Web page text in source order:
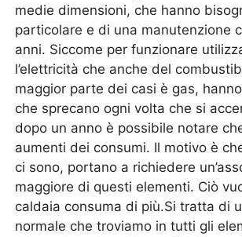
medie dimensioni, che hanno
particolare e di una manutenzione
anni. Siccome per funzionare
l’elettricità che anche del
maggior parte dei casi è gas,
che sprecano ogni volta che si
dopo un anno è possibile notare
aumenti dei consumi. Il motivo è
ci sono, portano a richiedere
maggiore di questi elementi. Ciò
caldaia consuma di più.Si tratta di
normale che troviamo in tutti gli